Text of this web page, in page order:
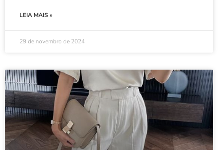
LEIA MAIS »
29 de novembro de 2024